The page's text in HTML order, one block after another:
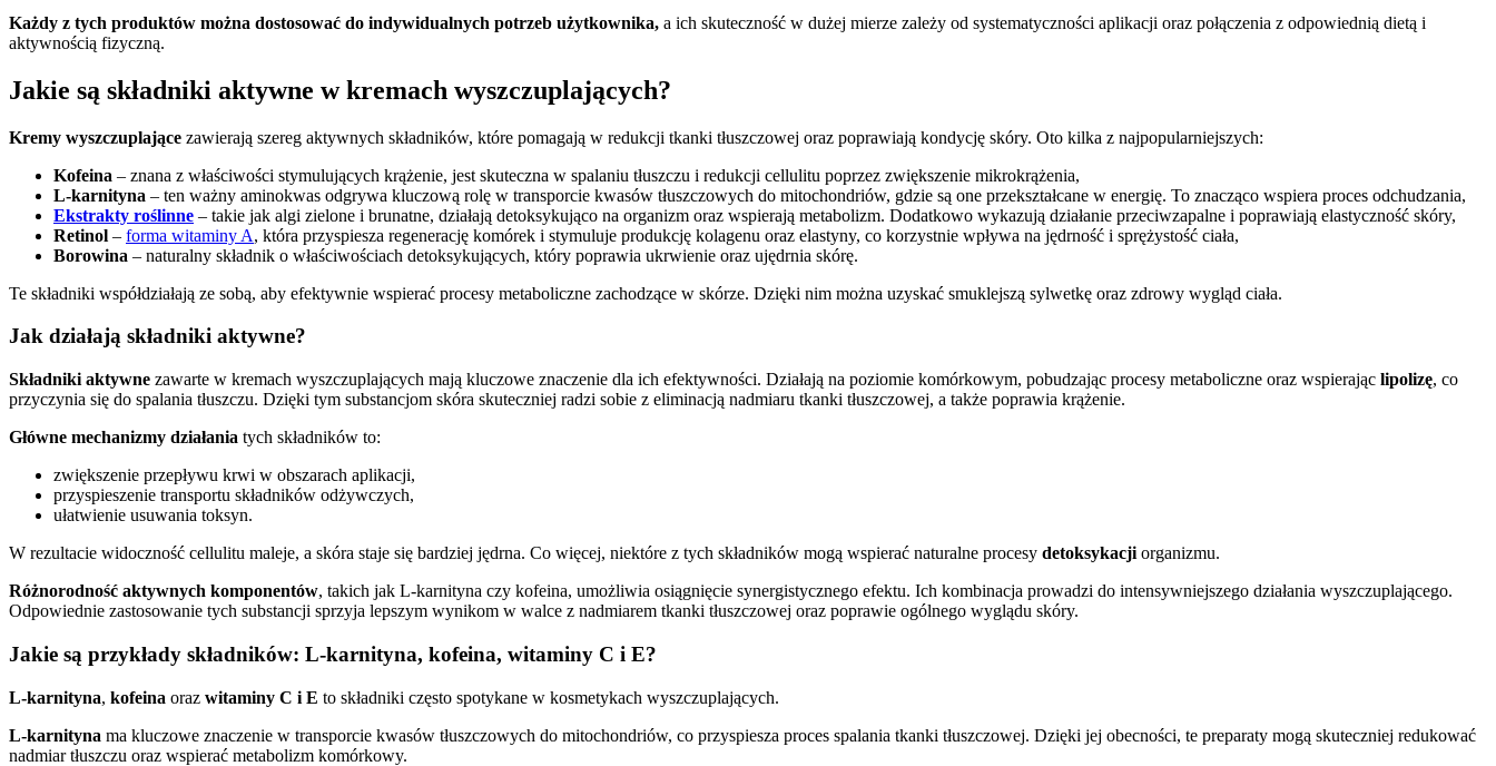
Każdy z tych produktów można dostosować do indywidualnych potrzeb użytkownika, a ich skuteczność w dużej mierze zależy od systematyczności aplikacji oraz połączenia z odpowiednią dietą i
aktywnością fizyczną.
Jakie są składniki aktywne w kremach wyszczuplających?
Kremy wyszczuplające zawierają szereg aktywnych składników, które pomagają w redukcji tkanki tłuszczowej oraz poprawiają kondycję skóry. Oto kilka z najpopularniejszych:
Kofeina – znana z właściwości stymulujących krążenie, jest skuteczna w spalaniu tłuszczu i redukcji cellulitu poprzez zwiększenie mikrokrążenia,
L-karnityna – ten ważny aminokwas odgrywa kluczową rolę w transporcie kwasów tłuszczowych do mitochondriów, gdzie są one przekształcane w energię. To znacząco wspiera proces odchudzania,
Ekstrakty roślinne – takie jak algi zielone i brunatne, działają detoksykująco na organizm oraz wspierają metabolizm. Dodatkowo wykazują działanie przeciwzapalne i poprawiają elastyczność skóry,
Retinol – forma witaminy A, która przyspiesza regenerację komórek i stymuluje produkcję kolagenu oraz elastyny, co korzystnie wpływa na jędrność i sprężystość ciała,
Borowina – naturalny składnik o właściwościach detoksykujących, który poprawia ukrwienie oraz ujędrnia skórę.
Te składniki współdziałają ze sobą, aby efektywnie wspierać procesy metaboliczne zachodzące w skórze. Dzięki nim można uzyskać smuklejszą sylwetkę oraz zdrowy wygląd ciała.
Jak działają składniki aktywne?
Składniki aktywne zawarte w kremach wyszczuplających mają kluczowe znaczenie dla ich efektywności. Działają na poziomie komórkowym, pobudzając procesy metaboliczne oraz wspierając lipolizę, co
przyczynia się do spalania tłuszczu. Dzięki tym substancjom skóra skuteczniej radzi sobie z eliminacją nadmiaru tkanki tłuszczowej, a także poprawia krążenie.
Główne mechanizmy działania tych składników to:
zwiększenie przepływu krwi w obszarach aplikacji,
przyspieszenie transportu składników odżywczych,
ułatwienie usuwania toksyn.
W rezultacie widoczność cellulitu maleje, a skóra staje się bardziej jędrna. Co więcej, niektóre z tych składników mogą wspierać naturalne procesy detoksykacji organizmu.
Różnorodność aktywnych komponentów, takich jak L-karnityna czy kofeina, umożliwia osiągnięcie synergistycznego efektu. Ich kombinacja prowadzi do intensywniejszego działania wyszczuplającego.
Odpowiednie zastosowanie tych substancji sprzyja lepszym wynikom w walce z nadmiarem tkanki tłuszczowej oraz poprawie ogólnego wyglądu skóry.
Jakie są przykłady składników: L-karnityna, kofeina, witaminy C i E?
L-karnityna, kofeina oraz witaminy C i E to składniki często spotykane w kosmetykach wyszczuplających.
L-karnityna ma kluczowe znaczenie w transporcie kwasów tłuszczowych do mitochondriów, co przyspiesza proces spalania tkanki tłuszczowej. Dzięki jej obecności, te preparaty mogą skuteczniej redukować
nadmiar tłuszczu oraz wspierać metabolizm komórkowy.